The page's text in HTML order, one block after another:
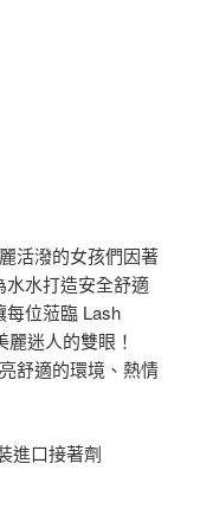
活潑的女孩們因著
水水打造安全舒適
位蒞臨 Lash
迷人的雙眼！
舒適的環境、熱情
進口接著劑